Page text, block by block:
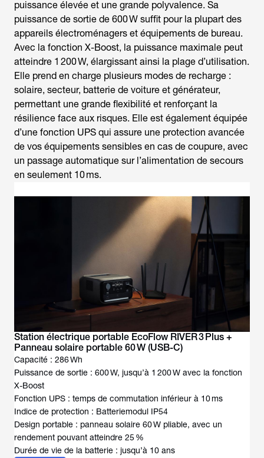
puissance élevée et une grande polyvalence. Sa
puissance de sortie de 600 W suffit pour la plupart des
appareils électroménagers et équipements de bureau.
Avec la fonction X-Boost, la puissance maximale peut
atteindre 1 200 W, élargissant ainsi la plage d’utilisation.
Elle prend en charge plusieurs modes de recharge :
solaire, secteur, batterie de voiture et générateur,
permettant une grande flexibilité et renforçant la
résilience face aux risques. Elle est également équipée
d’une fonction UPS qui assure une protection avancée
de vos équipements sensibles en cas de coupure, avec
un passage automatique sur l’alimentation de secours
en seulement 10 ms.
Station électrique portable EcoFlow RIVER 3 Plus +
Panneau solaire portable 60 W (USB-C)
Capacité : 286 Wh
Puissance de sortie : 600 W, jusqu’à 1 200 W avec la fonction
X-Boost
Fonction UPS : temps de commutation inférieur à 10 ms
Indice de protection : Batteriemodul IP54
Design portable : panneau solaire 60 W pliable, avec un
rendement pouvant atteindre 25 %
Durée de vie de la batterie : jusqu’à 10 ans